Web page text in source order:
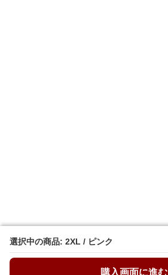
選択中の商品: 2XL / ピンク
購入画面に進む
選択中の商品: 2XL / ピンク
購入画面に進む